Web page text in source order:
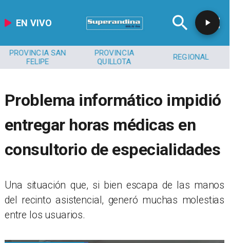
EN VIVO
PROVINCIA SAN
FELIPE
PROVINCIA
QUILLOTA
REGIONAL
Problema informático impidió
entregar horas médicas en
consultorio de especialidades
​Una situación que, si bien escapa de las manos
del recinto asistencial, generó muchas molestias
entre los usuarios.